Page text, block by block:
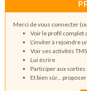
Merci de vous connecter
Voir le profil complet
L'inviter à rejoindre
Voir ses activités
Lui écrire
Participer aux
Et bien sûr...